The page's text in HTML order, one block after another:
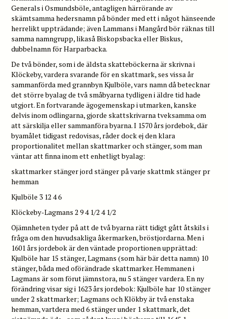
Generals i Osmundsböle, antagligen härrörande av
skämtsamma hedersnamn på bönder med ett i något hänseende
herrelikt uppträdande; även Lammans i Mangård bör räknas till
samma namngrupp, likaså Biskopsbacka eller Biskus,
dubbelnamn för Harparbacka.
De två bönder, som i de äldsta skatteböckerna är skrivna i
Klöckeby, vardera svarande för en skattmark, ses vissa år
sammanförda med grannbyn Kjulböle, vars namn då betecknar
det större byalag de två småbyarna tydligen i äldre tid hade
utgjort. En fortvarande ägogemenskap i utmarken, kanske
delvis inom odlingarna, gjorde skattskrivarna tveksamma om
att särskilja eller sammanföra byarna. I 1570 års jordebok, där
byamålet tidigast redovisas, råder dock ej den klara
proportionalitet mellan skattmarker och stänger, som man
väntar att finna inom ett enhetligt byalag:
skattmarker stänger jord stänger på varje skattmk stänger pr
hemman
Kjulböle 3 12 4 6
Klöckeby-Lagmans 2 9 4 1/2 4 1/2
Ojämnheten tyder på att de två byarna rätt tidigt gått åtskils i
fråga om den huvudsakliga åkermarken, bröstjordarna. Men i
1601 års jordebok är den väntade proportionen upprättad:
Kjulböle har 15 stänger, Lagmans (som här bär detta namn) 10
stänger, båda med oförändrade skattmarker. Hemmanen i
Lagmans är som förut jämnstora, nu 5 stänger vardera. En ny
förändring visar sig i 1623 års jordebok: Kjulböle har 10 stänger
under 2 skattmarker; Lagmans och Klökby är två enstaka
hemman, vartdera med 6 stänger under 1 skattmark, det